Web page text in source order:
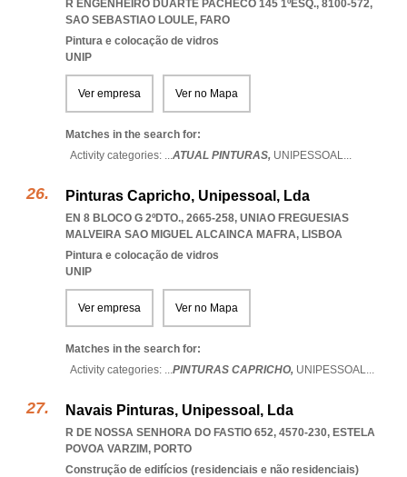
R ENGENHEIRO DUARTE PACHECO 145 1ºESQ., 8100-572,
SAO SEBASTIAO LOULE, FARO
Pintura e colocação de vidros
UNIP
Ver empresa Ver no Mapa
Matches in the search for:
Activity categories: ...ATUAL PINTURAS, UNIPESSOAL...
Pinturas Capricho, Unipessoal, Lda
EN 8 BLOCO G 2ºDTO., 2665-258, UNIAO FREGUESIAS
MALVEIRA SAO MIGUEL ALCAINCA MAFRA, LISBOA
Pintura e colocação de vidros
UNIP
Ver empresa Ver no Mapa
Matches in the search for:
Activity categories: ...PINTURAS CAPRICHO, UNIPESSOAL...
Navais Pinturas, Unipessoal, Lda
R DE NOSSA SENHORA DO FASTIO 652, 4570-230, ESTELA
POVOA VARZIM, PORTO
Construção de edifícios (residenciais e não residenciais)